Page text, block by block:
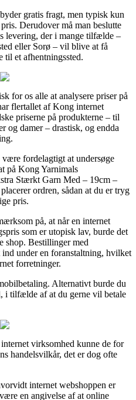
gratis fragt, men typisk kun
Derudover må man beslutte
levering, der i mange tilfælde –
eller Sorø – vil blive at få
til et afhentningssted.
for os alle at analysere priser på
flertallet af Kong internet
priserne på produkterne – til
og damer – drastisk, og endda
fordelagtigt at undersøge
på Kong Yarnimals
Stærkt Garn Med – 19cm –
ordren, sådan at du er tryg
pris.
på, at når en internet
som er utopisk lav, burde det
shop. Bestillinger med
under en foranstaltning, hvilket
forretninger.
Alternativt burde du
i tilfælde af at du gerne vil betale
virksomhed kunne de for
handelsvilkår, det er dog ofte
internet webshoppen er
en angivelse af at online